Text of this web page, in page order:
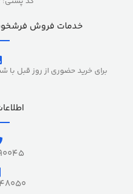
خدمات فروش
برای خرید حضوری از روز قبل با شماره 09192435630